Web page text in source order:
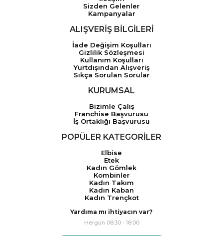
Sizden Gelenler
Kampanyalar
ALIŞVERİŞ BİLGİLERİ
İade Değişim Koşulları
Gizlilik Sözleşmesi
Kullanım Koşulları
Yurtdışından Alışveriş
Sıkça Sorulan Sorular
KURUMSAL
Bizimle Çalış
Franchise Başvurusu
İş Ortaklığı Başvurusu
POPÜLER KATEGORİLER
Elbise
Etek
Kadın Gömlek
Kombinler
Kadın Takım
Kadın Kaban
Kadın Trençkot
Yardıma mı ihtiyacın var?
Hergün 08:30 - 18:00